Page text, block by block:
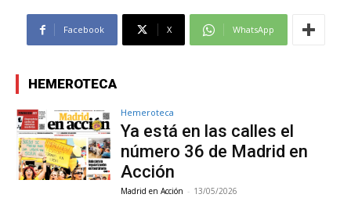
Facebook X WhatsApp
HEMEROTECA
Hemeroteca
Ya está en las calles el
número 36 de Madrid en
Acción
Madrid en Acción - 13/05/2026